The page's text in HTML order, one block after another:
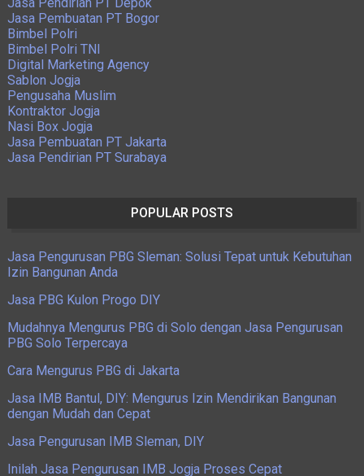
Jasa Pendirian PT Depok
Jasa Pembuatan PT Bogor
Bimbel Polri
Bimbel Polri TNI
Digital Marketing Agency
Sablon Jogja
Pengusaha Muslim
Kontraktor Jogja
Nasi Box Jogja
Jasa Pembuatan PT Jakarta
Jasa Pendirian PT Surabaya
POPULAR POSTS
Jasa Pengurusan PBG Sleman: Solusi Tepat untuk Kebutuhan
Izin Bangunan Anda
Jasa PBG Kulon Progo DIY
Mudahnya Mengurus PBG di Solo dengan Jasa Pengurusan
PBG Solo Terpercaya
Cara Mengurus PBG di Jakarta
Jasa IMB Bantul, DIY: Mengurus Izin Mendirikan Bangunan
dengan Mudah dan Cepat
Jasa Pengurusan IMB Sleman, DIY
Inilah Jasa Pengurusan IMB Jogja Proses Cepat